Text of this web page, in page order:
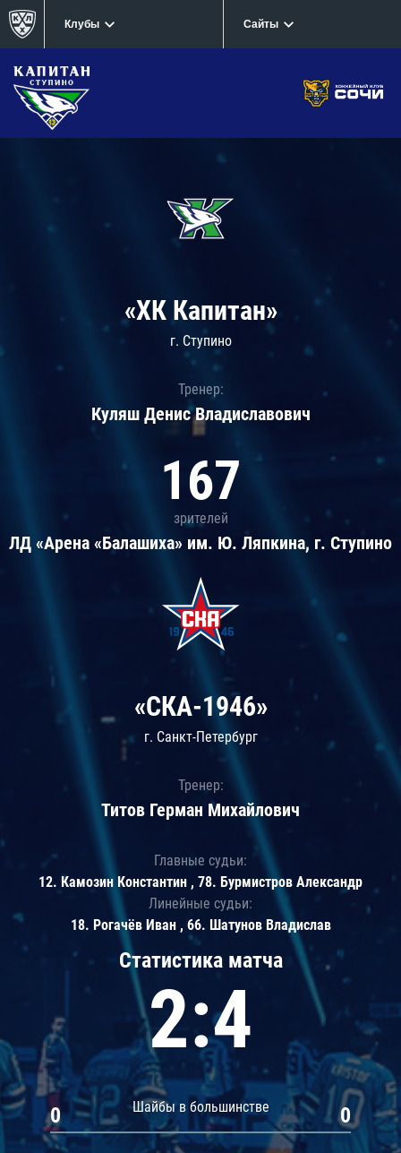
Клубы Сайты
«ХК Капитан»
г. Ступино
Тренер:
Куляш Денис Владиславович
167
зрителей
ЛД «Арена «Балашиха» им. Ю. Ляпкина, г. Ступино
Статистика матча
2:4
Шайбы в большинстве
0 0
«СКА-1946»
г. Санкт-Петербург
Тренер:
Титов Герман Михайлович
Главные судьи:
12. Камозин Константин , 78. Бурмистров Александр
Линейные судьи:
18. Рогачёв Иван , 66. Шатунов Владислав